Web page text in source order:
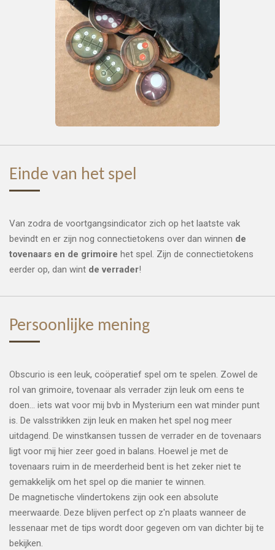
Einde van het spel
Van zodra de voortgangsindicator zich op het laatste vak
bevindt en er zijn nog connectietokens over dan winnen de
tovenaars en de grimoire het spel. Zijn de connectietokens
eerder op, dan wint de verrader!
Persoonlijke mening
Obscurio is een leuk, coöperatief spel om te spelen. Zowel de
rol van grimoire, tovenaar als verrader zijn leuk om eens te
doen... iets wat voor mij bvb in Mysterium een wat minder punt
is. De valsstrikken zijn leuk en maken het spel nog meer
uitdagend. De winstkansen tussen de verrader en de tovenaars
ligt voor mij hier zeer goed in balans. Hoewel je met de
tovenaars ruim in de meerderheid bent is het zeker niet te
gemakkelijk om het spel op die manier te winnen.
De magnetische vlindertokens zijn ook een absolute
meerwaarde. Deze blijven perfect op z'n plaats wanneer de
lessenaar met de tips wordt door gegeven om van dichter bij te
bekijken.